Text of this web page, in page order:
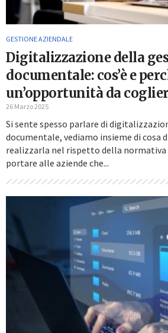
GESTIONE AZIENDALE
Digitalizzazione della
documentale: cos’è e
un’opportunità da
26 Marzo 2025
Si sente spesso parlare di
documentale, vediamo insieme di cosa
realizzarla nel rispetto della normativa
portare alle aziende che...